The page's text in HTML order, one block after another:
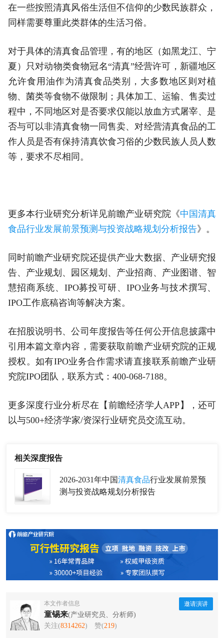
在一些按照清真风俗生活但不信仰的少数民族群众，
同样需要尊重此类群体的生活习俗。
对于具体的清真食品管理，有的地区（如黑龙江、宁
夏）只对动物类食物冠名“清真”经营许可，新疆地区
允许食用油作为清真食品类别，大多数地区则对植
物、菌类等食物不做限制；具体加工、运输、售卖过
程中，不同地区对是否要求仅能以放血方式屠宰、是
否与可以非清真食物一同售卖、对经营清真食品的工
作人员是否有保持清真饮食习俗的少数民族人员人数
等，要求不尽相同。
更多本行业研究分析详见前瞻产业研究院《中国清真
食品行业发展前景预测与投资战略规划分析报告》。
同时前瞻产业研究院还提供产业大数据、产业研究报
告、产业规划、园区规划、产业招商、产业图谱、智
慧招商系统、IPO募投可研、IPO业务与技术撰写、
IPO工作底稿咨询等解决方案。
在招股说明书、公司年度报告等任何公开信息披露中
引用本篇文章内容，需要获取前瞻产业研究院的正规
授权。如有IPO业务合作需求请直接联系前瞻产业研
究院IPO团队，联系方式：400-068-7188。
更多深度行业分析尽在【前瞻经济学人APP】，还可
以与500+经济学家/资深行业研究员交流互动。
相关深度报告
2026-2031年中国清真食品行业发展前景预
测与投资战略规划分析报告
本文作者信息
童锡来(产业研究员、分析师)
关注(8314262) 赞(219)
邀请演讲